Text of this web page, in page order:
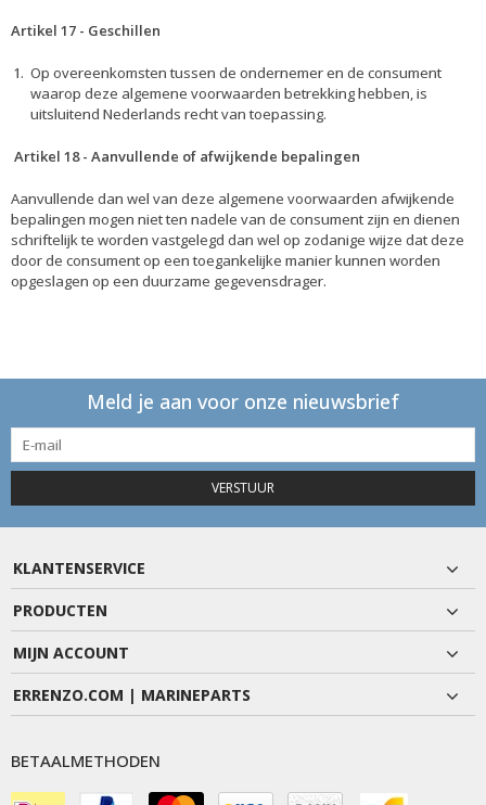
Artikel 17 - Geschillen
Op overeenkomsten tussen de ondernemer en de consument
waarop deze algemene voorwaarden betrekking hebben, is
uitsluitend Nederlands recht van toepassing.
Artikel 18- Aanvullende of afwijkende bepalingen
Aanvullende dan wel van deze algemene voorwaarden afwijkende
bepalingen mogen niet ten nadele van de consument zijn en dienen
schriftelijk te worden vastgelegd dan wel op zodanige wijze dat deze
door de consument op een toegankelijke manier kunnen worden
opgeslagen op een duurzame gegevensdrager.
Meld je aan voor onze nieuwsbrief
VERSTUUR
KLANTENSERVICE
PRODUCTEN
MIJN ACCOUNT
ERRENZO.COM | MARINEPARTS
BETAALMETHODEN